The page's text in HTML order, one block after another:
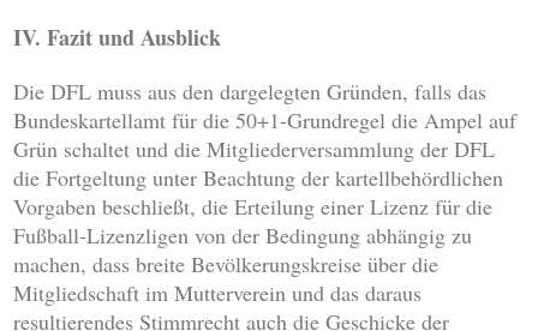
IV. Fazit und Ausblick
Die DFL muss aus den dargelegten Gründen, falls das
Bundeskartellamt für die 50+1-Grundregel die Ampel auf
Grün schaltet und die Mitgliederversammlung der DFL
die Fortgeltung unter Beachtung der kartellbehördlichen
Vorgaben beschließt, die Erteilung einer Lizenz für die
Fußball-Lizenzligen von der Bedingung abhängig zu
machen, dass breite Bevölkerungskreise über die
Mitgliedschaft im Mutterverein und das daraus
resultierendes Stimmrecht auch die Geschicke der